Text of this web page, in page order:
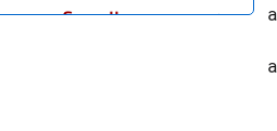
Capo II